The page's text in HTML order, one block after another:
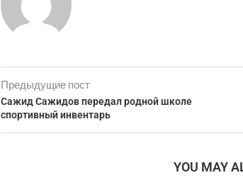
Предыдущие пост
Сажид Сажидов передал родной школе
спортивный инвентарь
YOU MAY